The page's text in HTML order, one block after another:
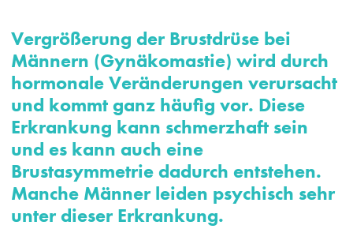
Vergrößerung der Brustdrüse bei
Männern (Gynäkomastie) wird durch
hormonale Veränderungen verursacht
und kommt ganz häufig vor. Diese
Erkrankung kann schmerzhaft sein
und es kann auch eine
Brustasymmetrie dadurch entstehen.
Manche Männer leiden psychisch sehr
unter dieser Erkrankung.